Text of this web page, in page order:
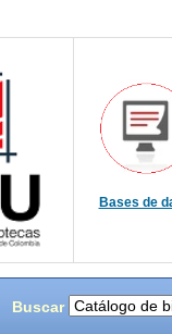
Bases de
Buscar